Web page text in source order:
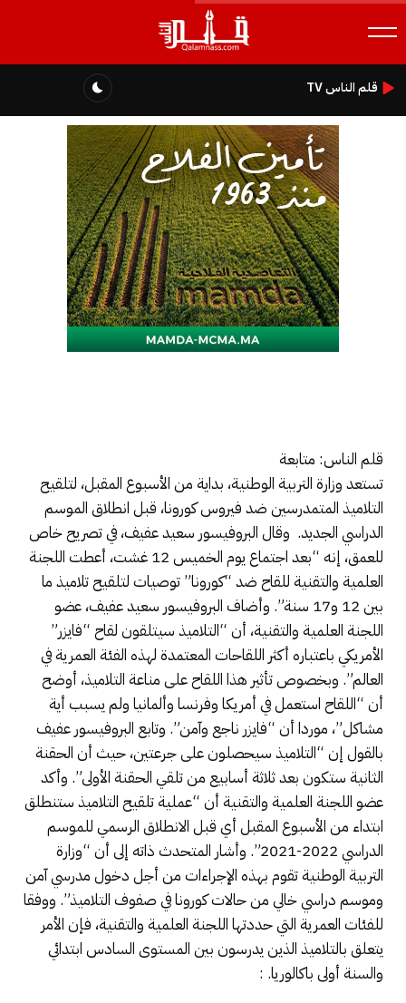
قلم الناس TV
قلم الناس: متابعة
تستعد وزارة التربية الوطنية، بداية من الأسبوع المقبل، لتلقيح
التلاميذ المتمدرسين ضد فيروس كورونا، قبل انطلاق الموسم
الدراسي الجديد. وقال البروفيسور سعيد عفيف، في تصريح خاص
للعمق، إنه “بعد اجتماع يوم الخميس 12 غشت، أعطت اللجنة
العلمية والتقنية للقاح ضد “كورونا” توصيات لتلقيح تلاميذ ما
بين 12 و17 سنة”. وأضاف البروفيسور سعيد عفيف، عضو
اللجنة العلمية والتقنية، أن “التلاميذ سيتلقون لقاح “فايزر”
الأمريكي باعتباره أكثر اللقاحات المعتمدة لهذه الفئة العمرية في
العالم”. وبخصوص تأثير هذا اللقاح على مناعة التلاميذ، أوضح
أن “اللقاح استعمل في أمريكا وفرنسا وألمانيا ولم يسبب أية
مشاكل”، موردا أن “فايزر ناجع وآمن”. وتابع البروفيسور عفيف
بالقول إن “التلاميذ سيحصلون على جرعتين، حيث أن الحقنة
الثانية ستكون بعد ثلاثة أسابيع من تلقي الحقنة الأولى”. وأكد
عضو اللجنة العلمية والتقنية أن “عملية تلقيح التلاميذ ستنطلق
ابتداء من الأسبوع المقبل أي قبل الانطلاق الرسمي للموسم
الدراسي 2022-2021”. وأشار المتحدث ذاته إلى أن “وزارة
التربية الوطنية تقوم بهذه الإجراءات من أجل دخول مدرسي آمن
وموسم دراسي خالي من حالات كورونا في صفوف التلاميذ”. ووفقا
للفئات العمرية التي حددتها اللجنة العلمية والتقنية، فإن الأمر
يتعلق بالتلاميذ الذين يدرسون بين المستوى السادس ابتدائي
والسنة أولى باكالوريا. :